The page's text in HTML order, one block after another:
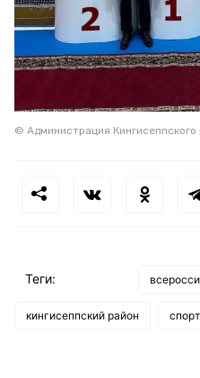
© Администрация Кингисеппского
Теги:
кингисеппский район спорт